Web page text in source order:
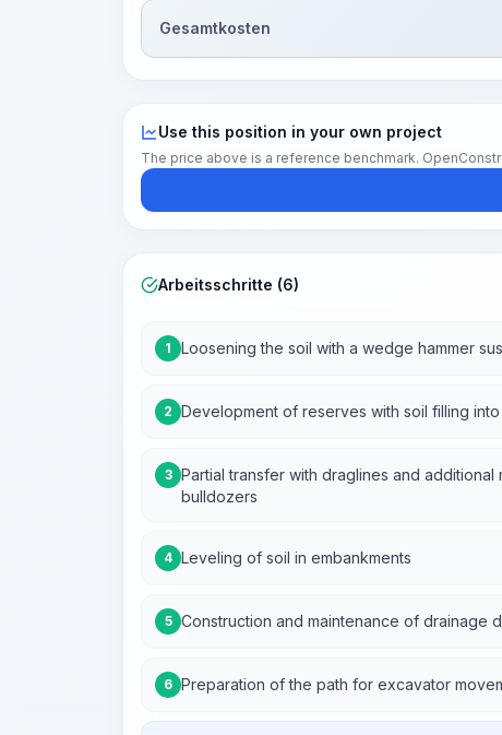
Gesamtkosten
Use this position in your own project
The price above is a reference benchmark.
Arbeitsschritte (6)
1 Loosening the soil with a wedge hammer
2 Development of reserves with soil filling
3 Partial transfer with draglines and
bulldozers
4 Leveling of soil in embankments
5 Construction and maintenance of drainage
6 Preparation of the path for excavator